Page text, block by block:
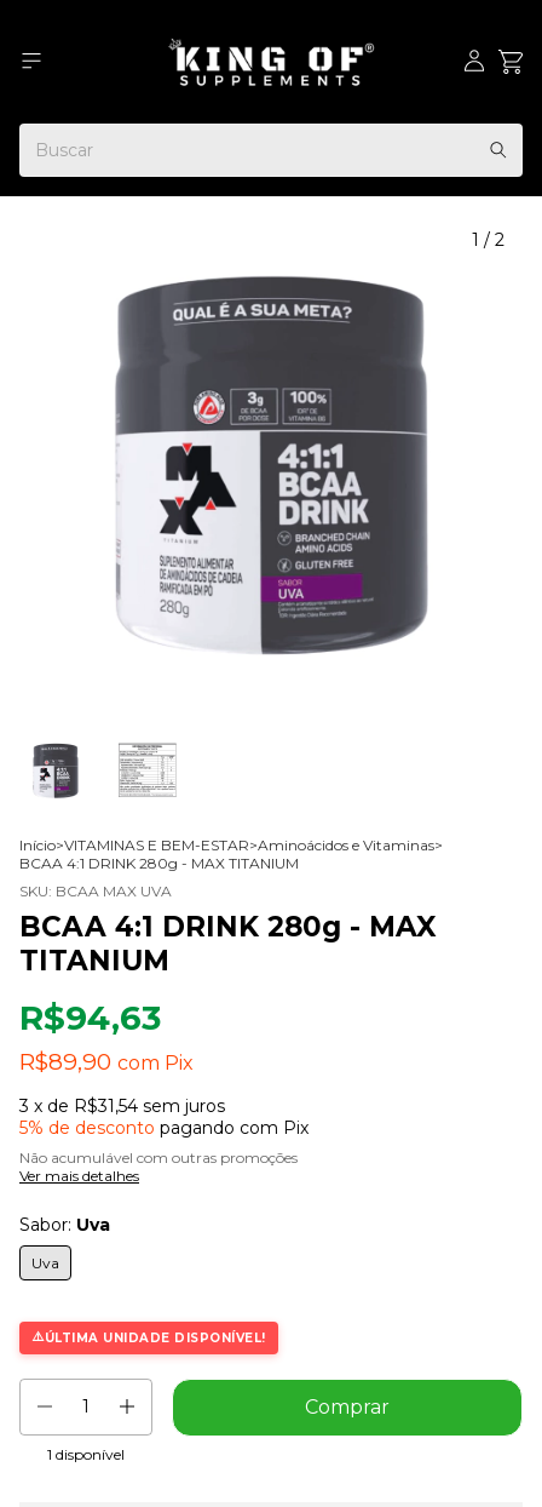
1 / 2
Início>VITAMINAS E BEM-ESTAR>Aminoácidos e Vitaminas>
BCAA 4:1 DRINK 280g - MAX TITANIUM
SKU: BCAA MAX UVA
BCAA 4:1 DRINK 280g - MAX
TITANIUM
R$94,63
R$89,90 com Pix
3 x de R$31,54 sem juros
5% de desconto pagando com Pix
Não acumulável com outras promoções
Ver mais detalhes
Sabor: Uva
Uva
ÚLTIMA UNIDADE DISPONÍVEL!
1 disponível